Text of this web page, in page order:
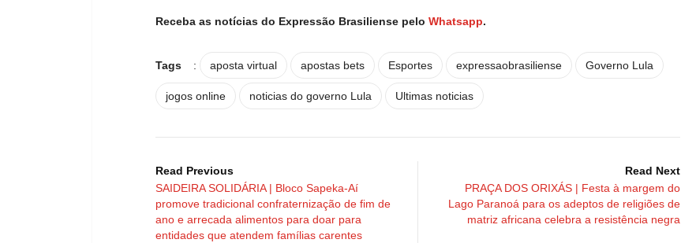
Receba as notícias do Expressão Brasiliense pelo Whatsapp.
Tags : aposta virtual apostas bets Esportes expressaobrasiliense Governo Lula
jogos online noticias do governo Lula Ultimas noticias
Read Previous
SAIDEIRA SOLIDÁRIA | Bloco Sapeka-Aí
promove tradicional confraternização de fim de
ano e arrecada alimentos para doar para
entidades que atendem famílias carentes
Read Next
PRAÇA DOS ORIXÁS | Festa à margem do
Lago Paranoá para os adeptos de religiões de
matriz africana celebra a resistência negra